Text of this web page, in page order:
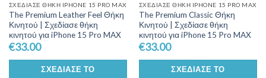
ΣΧΕΔΊΑΣΕ ΘΉΚΗ IPHONE 15 PRO MAX
The Premium Leather Feel Θήκη
Κινητού | Σχεδίασε θήκη
κινητού για iPhone 15 Pro MAX
€33.00
ΣΧΕΔΊΑΣΕ ΤΟ
ΣΧΕΔΊΑΣΕ ΘΉΚΗ IPHONE 15 PRO MAX
The Premium Classic Θήκη
Κινητού | Σχεδίασε θήκη
κινητού για iPhone 15 Pro MAX
€33.00
ΣΧΕΔΊΑΣΕ ΤΟ